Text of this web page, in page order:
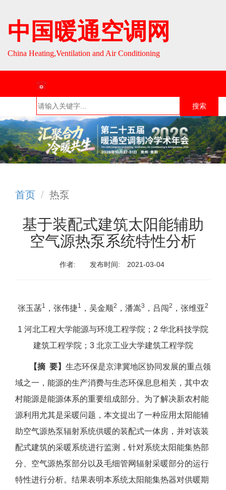
中国暖通空调网
China Heating,Ventilation and Air Conditioning
搜索
首页
组织介
绍
组织活
动
行业资
讯
English
首页 热泵
基于装配式建筑太阳能辅助
空气源热泵系统特性分析
作者: 发布时间: 2021-03-04
张玉菡1 ，张伟捷1 ，吴金顺2 ，潘嵩3 ，吕闯2 ，张维亚2
1 河北工程大学能源与环境工程学院；2 华北科技学院
建筑工程学院；3 北京工业大学建筑工程学院
【摘 要】 生态环保是京津冀地区协同发展的重点领
域之一，能源的生产消费与生态环保息息相关，其中农
村能源是能源体系的重要组成部分。为了解决新农村能
源利用尤其是采暖问题，本文提出了一种应用太阳能辅
助空气源热泵辐射系统供暖的装配式一体房，并对该装
配式建筑的采暖系统进行监测，针对系统太阳能集热部
分、空气源热泵部分以及毛细管网辐射采暖部分的运行
特性进行分析。结果表明本系统太阳能集热器对供暖期